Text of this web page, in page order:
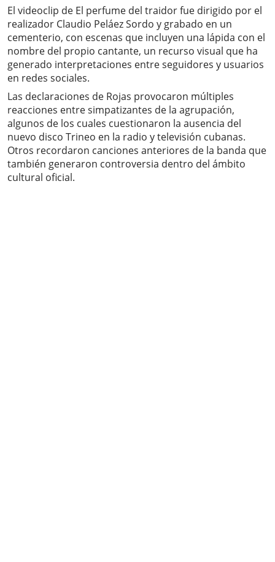
El videoclip de El perfume del traidor fue dirigido por el
realizador Claudio Peláez Sordo y grabado en un
cementerio, con escenas que incluyen una lápida con el
nombre del propio cantante, un recurso visual que ha
generado interpretaciones entre seguidores y usuarios
en redes sociales.
Las declaraciones de Rojas provocaron múltiples
reacciones entre simpatizantes de la agrupación,
algunos de los cuales cuestionaron la ausencia del
nuevo disco Trineo en la radio y televisión cubanas.
Otros recordaron canciones anteriores de la banda que
también generaron controversia dentro del ámbito
cultural oficial.